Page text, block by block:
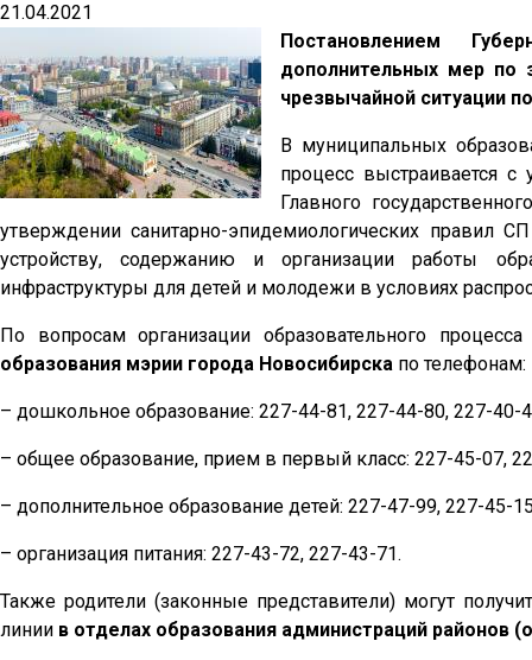
21.04.2021
Постановлением
дополнительных мер по
чрезвычайной ситуации
В муниципальных
процесс выстраивается
Главного
утверждении санитарно-эпидемиологических правил
устройству, содержанию и организации работы
инфраструктуры для детей и молодежи в условиях
По вопросам организации образовательного
образования мэрии города Новосибирска по телефонам:
– дошкольное образование: 227-44-81, 227-44-80, 227-40-
– общее образование, прием в первый класс: 227-45-07,
– дополнительное образование детей: 227-47-99, 227-45-
– организация питания: 227-43-72, 227-43-71.
Также родители (законные представители) могут
линии в отделах образования администраций районов